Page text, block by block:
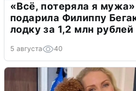
«Всё, потеряла я
подарила Филиппу
лодку за 1,2 млн рублей
5 августа 40